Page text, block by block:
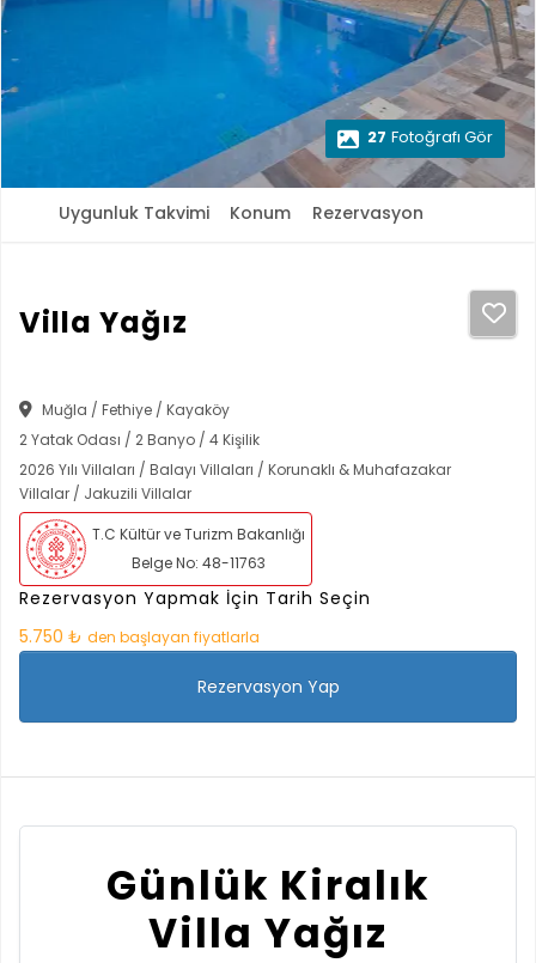
27 Fotoğrafı Gör
Uygunluk Takvimi Konum Rezervasyon
Villa Yağız
Muğla / Fethiye / Kayaköy
2 Yatak Odası / 2 Banyo / 4 Kişilik
2026 Yılı Villaları / Balayı Villaları / Korunaklı & Muhafazakar
Villalar / Jakuzili Villalar
T.C Kültür ve Turizm Bakanlığı
Belge No: 48-11763
Rezervasyon Yapmak İçin Tarih Seçin
5.750 ₺ den başlayan fiyatlarla
Rezervasyon Yap
Günlük Kiralık
Villa Yağız